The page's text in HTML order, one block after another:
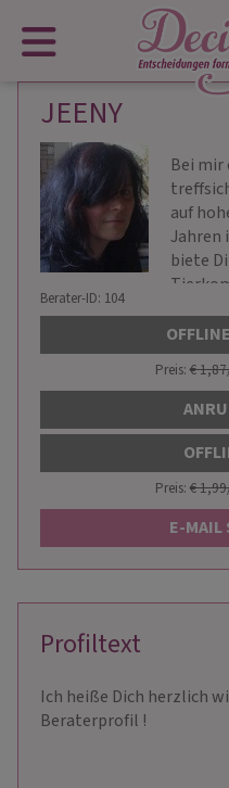
JEENY
Bei
auf
Jahren
biete
Berater-ID: 104
Preis:€
Preis:€
E-MAIL
Profiltext
Ich heiße Dich herzlich
Beraterprofil !